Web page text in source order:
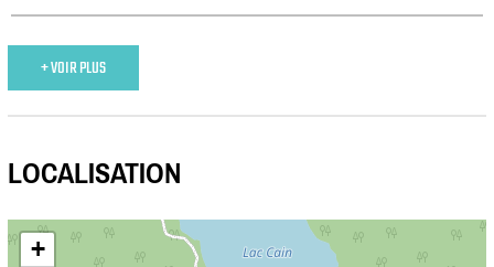
+ VOIR PLUS
LOCALISATION
+